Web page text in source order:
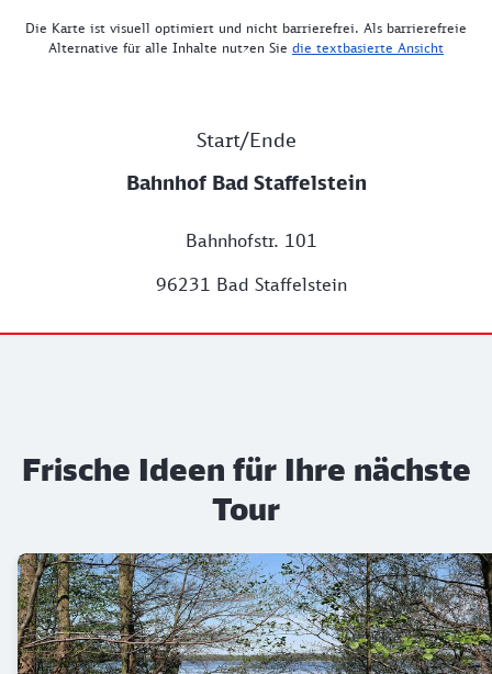
Die Karte ist visuell optimiert und nicht barrierefrei. Als barrierefreie
Alternative für alle Inhalte nutzen Sie die textbasierte Ansicht
Start/Ende
Bahnhof Bad Staffelstein
Bahnhofstr. 101
96231 Bad Staffelstein
Frische Ideen für Ihre nächste
Tour